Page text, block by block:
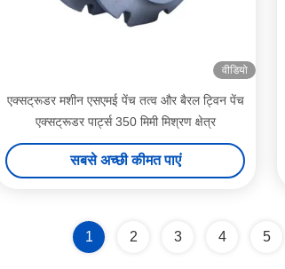
वीडियो
एक्सट्रूडर मशीन एसएमई पेंच तत्व और बैरल ट्विन पेंच
एक्सट्रूडर पार्ट्स 350 मिमी मिश्रण क्षेत्र
सबसे अच्छी कीमत पाएं
1 2 3 4 5